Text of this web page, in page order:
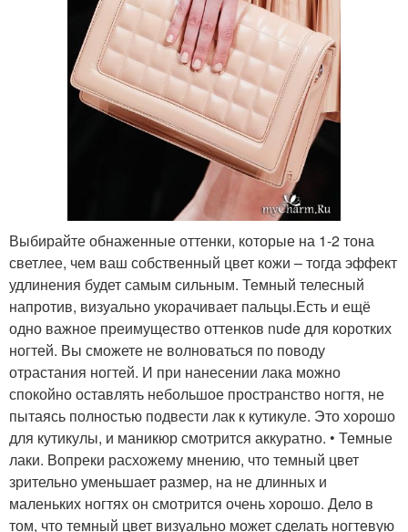
Выбирайте обнаженные оттенки, которые на 1-2 тона
светлее, чем ваш собственный цвет кожи – тогда эффект
удлинения будет самым сильным. Темный телесный
напротив, визуально укорачивает пальцы.Есть и ещё
одно важное преимущество оттенков nude для коротких
ногтей. Вы сможете не волноваться по поводу
отрастания ногтей. И при нанесении лака можно
спокойно оставлять небольшое пространство ногтя, не
пытаясь полностью подвести лак к кутикуле. Это хорошо
для кутикулы, и маникюр смотрится аккуратно. • Темные
лаки. Вопреки расхожему мнению, что темный цвет
зрительно уменьшает размер, на не длинных и
маленьких ногтях он смотрится очень хорошо. Дело в
том, что темный цвет визуально может сделать ногтевую